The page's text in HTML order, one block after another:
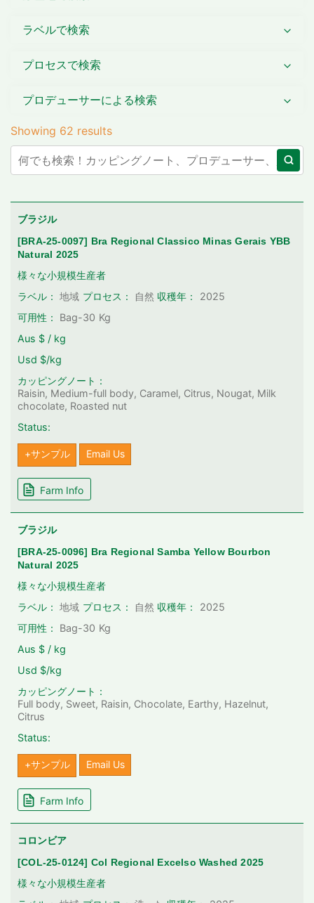
ラベルで検索
プロセスで検索
プロデューサーによる検索
Showing 62 results
ブラジル
[BRA-25-0097] Bra Regional Classico Minas Gerais YBB
Natural 2025
様々な小規模生産者
ラベル：
地域 プロセス： 自然 収穫年：
2025
可用性：
Bag-30 Kg
Aus $ / kg
Usd $/kg
カッピングノート：
Raisin, Medium-full body, Caramel, Citrus, Nougat, Milk
chocolate, Roasted nut
Status:
+サンプル Email Us
Farm Info
ブラジル
[BRA-25-0096] Bra Regional Samba Yellow Bourbon
Natural 2025
様々な小規模生産者
ラベル：
地域 プロセス： 自然 収穫年：
2025
可用性：
Bag-30 Kg
Aus $ / kg
Usd $/kg
カッピングノート：
Full body, Sweet, Raisin, Chocolate, Earthy, Hazelnut,
Citrus
Status:
+サンプル Email Us
Farm Info
コロンビア
[COL-25-0124] Col Regional Excelso Washed 2025
様々な小規模生産者